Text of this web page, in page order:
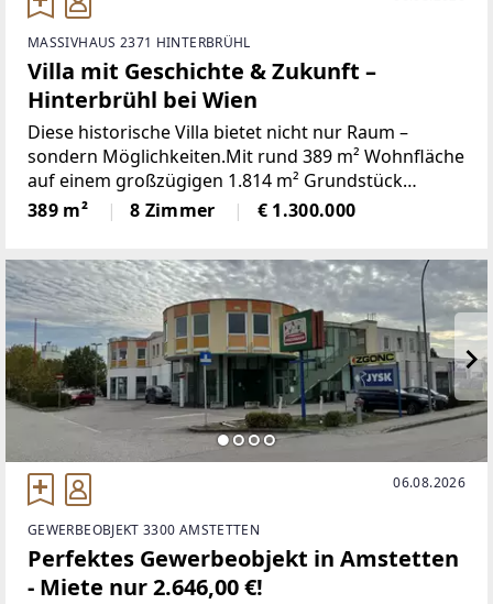
MASSIVHAUS 2371 HINTERBRÜHL
Villa mit Geschichte & Zukunft –
Hinterbrühl bei Wien
Diese historische Villa bietet nicht nur Raum –
sondern Möglichkeiten.Mit rund 389 m² Wohnfläche
auf einem großzügigen 1.814 m² Grundstück
eröffnet sich hier die seltene Gelegenheit, ein
einzigartiges Anwesen nach eigenen Vorstellungen
zu erschaffen.👉
389 m² 8 Zimmer € 1.300.000
06.08.2026
GEWERBEOBJEKT 3300 AMSTETTEN
Perfektes Gewerbeobjekt in Amstetten
- Miete nur 2.646,00 €!